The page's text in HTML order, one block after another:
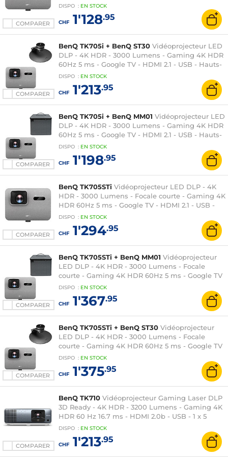
COMPARER
2 x 8 Watts
DISPO : EN STOCK
CHF1'128.95
COMPARER
BenQ TK705i + BenQ ST30 Vidéoprojecteur LED
DLP - 4K HDR - 3000 Lumens - Gaming 4K HDR
60Hz 5 ms - Google TV - HDMI 2.1 - USB - Hauts-
parleurs 2 x 8 Watts + Support
DISPO : EN STOCK
CHF1'213.95
COMPARER
BenQ TK705i + BenQ MM01 Vidéoprojecteur LED
DLP - 4K HDR - 3000 Lumens - Gaming 4K HDR
60Hz 5 ms - Google TV - HDMI 2.1 - USB - Hauts-
parleurs 2 x 8 Watts + Sacoche de transport
DISPO : EN STOCK
CHF1'198.95
COMPARER
BenQ TK705STi Vidéoprojecteur LED DLP - 4K
HDR - 3000 Lumens - Focale courte - Gaming 4K
HDR 60Hz 5 ms - Google TV - HDMI 2.1 - USB -
Hauts-parleurs 2 x 8 Watts
DISPO : EN STOCK
CHF1'294.95
COMPARER
BenQ TK705STi + BenQ MM01 Vidéoprojecteur
LED DLP - 4K HDR - 3000 Lumens - Focale
courte - Gaming 4K HDR 60Hz 5 ms - Google TV
- HDMI 2.1 - USB - Hauts-parleurs 2 x 8 Watts +
Sacoche de transport
DISPO : EN STOCK
CHF1'367.95
COMPARER
BenQ TK705STi + BenQ ST30 Vidéoprojecteur
LED DLP - 4K HDR - 3000 Lumens - Focale
courte - Gaming 4K HDR 60Hz 5 ms - Google TV
- HDMI 2.1 - USB - Hauts-parleurs 2 x 8 Watts +
DISPO : EN STOCK
CHF1'375.95
COMPARER
BenQ TK710 Vidéoprojecteur Gaming Laser DLP
3D Ready - 4K HDR - 3200 Lumens - Gaming 4K
HDR 60 Hz 16.7 ms - HDMI 2.0b - USB - 1 x 5
Watts
DISPO : EN STOCK
CHF1'213.95